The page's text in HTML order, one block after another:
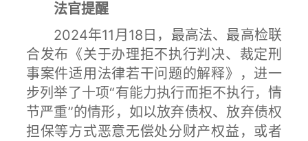
法官提醒
2024年11月18日，最高法、最高检联
合发布《关于办理拒不执行判决、裁定刑
事案件适用法律若干问题的解释》，进一
步列举了十项“有能力执行而拒不执行，情
节严重”的情形，如以放弃债权、放弃债权
担保等方式恶意无偿处分财产权益，或者